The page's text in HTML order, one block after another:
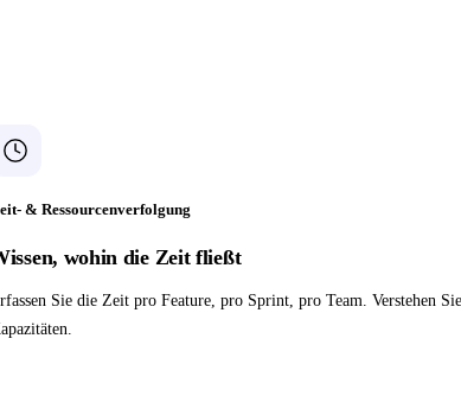
& Ressourcenverfolgung
wohin die Zeit fließt
Sie die Zeit pro Feature, pro Sprint, pro Team. Verstehen